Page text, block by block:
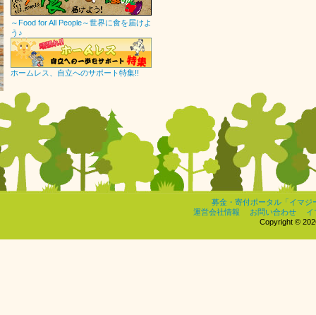
～Food for All People～世界に食を届けよ
う♪
ホームレス、自立へのサポート特集!!
募金・寄付ポータル「イマジ
運営会社情報
お問い合わせ
イ
Copyright ©